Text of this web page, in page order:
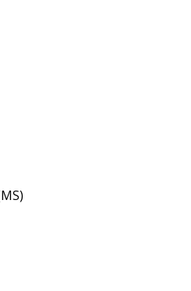
material flexível,
que oferece a
durante a
não apenas
mas também
a vida útil dos
para motor
amplamente
de aplicações
de torque e a
eles são
que vão desde